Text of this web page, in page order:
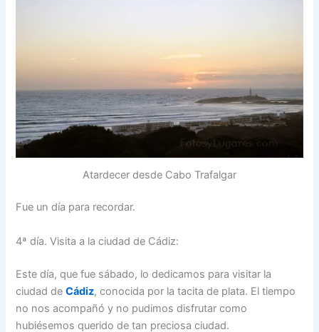
Atardecer desde Cabo Trafalgar
Fue un día para recordar.
4ª día. Visita a la ciudad de Cádiz:
Este día, que fue sábado, lo dedicamos para visitar la
ciudad deCádiz, conocida por la tacita de plata. El tiempo
no nos acompañó y no pudimos disfrutar como
hubiésemos querido de tan preciosa ciudad.